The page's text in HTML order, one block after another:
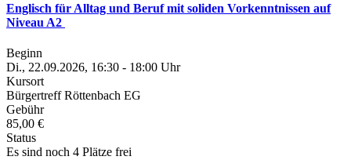
Englisch für Alltag und Beruf mit soliden Vorkenntnissen auf
Niveau A2
Beginn
Di., 22.09.2026, 16:30 - 18:00 Uhr
Kursort
Bürgertreff Röttenbach EG
Gebühr
85,00 €
Status
Es sind noch 4 Plätze frei